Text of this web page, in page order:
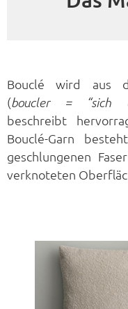
Bouclé wird aus
(boucler = “sich
beschreibt
Bouclé-Garn
geschlungenen
verknoteten